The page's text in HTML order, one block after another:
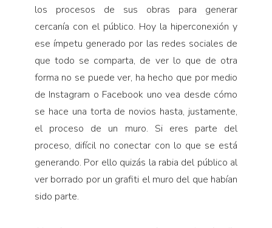
los procesos de sus obras para generar
cercanía con el público. Hoy la hiperconexión y
ese ímpetu generado por las redes sociales de
que todo se comparta, de ver lo que de otra
forma no se puede ver, ha hecho que por medio
de Instagram o Facebook uno vea desde cómo
se hace una torta de novios hasta, justamente,
el proceso de un muro. Si eres parte del
proceso, difícil no conectar con lo que se está
generando. Por ello quizás la rabia del público al
ver borrado por un grafiti el muro del que habían
sido parte.